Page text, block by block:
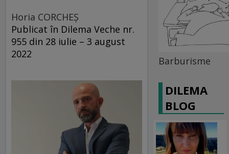
Horia CORCHEŞ
Publicat în Dilema Veche nr.
955 din 28 iulie – 3 august
2022
Barburisme
DILEMA
BLOG